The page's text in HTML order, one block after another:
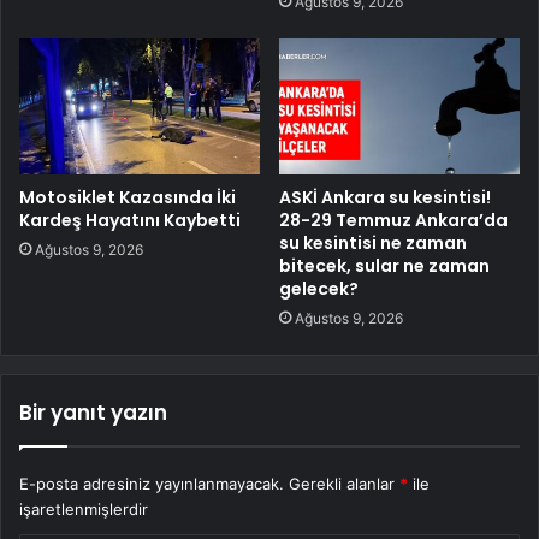
Motosiklet Kazasında İki
Kardeş Hayatını Kaybetti
Ağustos 9, 2026
ASKİ Ankara su kesintisi!
28-29 Temmuz Ankara’da
su kesintisi ne zaman
bitecek, sular ne zaman
gelecek?
Ağustos 9, 2026
Bir yanıt yazın
E-posta adresiniz yayınlanmayacak. Gerekli alanlar * ile
işaretlenmişlerdir